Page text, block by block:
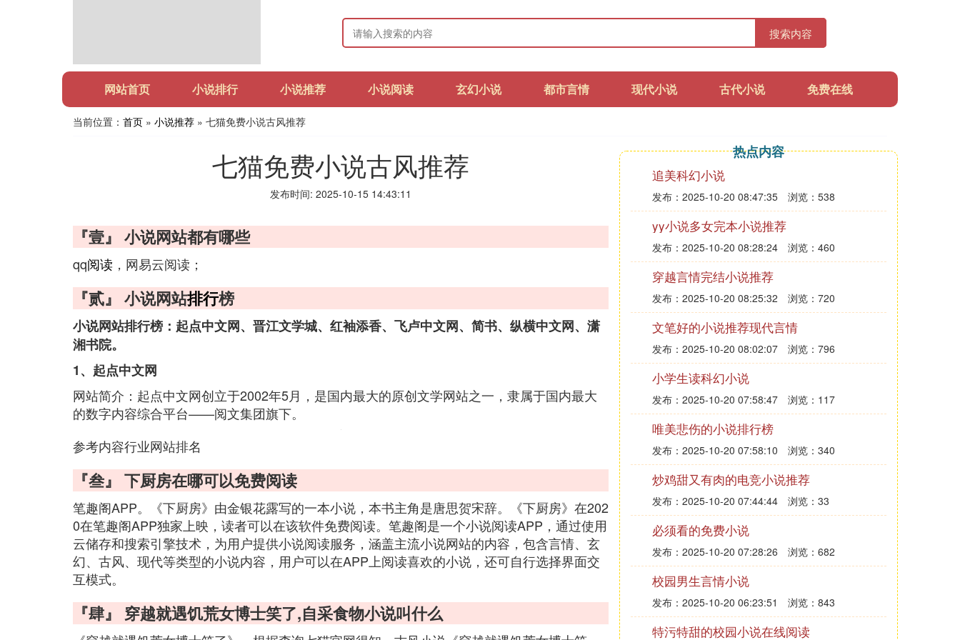
搜索内容
网站首页 小说排行 小说推荐 小说阅读 玄幻小说 都市言情 现代小说 古代小说 免费在线
当前位置： 首页 » 小说推荐 » 七猫免费小说古风推荐
七猫免费小说古风推荐
发布时间: 2025-10-15 14:43:11
『壹』 小说网站都有哪些
qq阅读 ，网易云阅读；
『贰』 小说网站排行榜
小说网站排行榜：起点中文网、晋江文学城、红袖添香、飞卢中文网、简书、纵横中文网、潇
湘书院。
1、起点中文网
网站简介：起点中文网创立于2002年5月，是国内最大的原创文学网站之一，隶属于国内最大
的数字内容综合平台——阅文集团旗下。
参考内容行业网站排名
『叁』 下厨房在哪可以免费阅读
笔趣阁APP。《下厨房》由金银花露写的一本小说，本书主角是唐思贺宋辞。《下厨房》在202
0在笔趣阁APP独家上映，读者可以在该软件免费阅读。笔趣阁是一个小说阅读APP，通过使用
云储存和搜索引擎技术，为用户提供小说阅读服务，涵盖主流小说网站的内容，包含言情、玄
幻、古风、现代等类型的小说内容，用户可以在APP上阅读喜欢的小说，还可自行选择界面交
互模式。
『肆』 穿越就遇饥荒女博士笑了,自采食物小说叫什么
热点内容
追美科幻小说
发布：2025-10-20 08:47:35 浏览：538
yy小说多女完本小说推荐
发布：2025-10-20 08:28:24 浏览：460
穿越言情完结小说推荐
发布：2025-10-20 08:25:32 浏览：720
文笔好的小说推荐现代言情
发布：2025-10-20 08:02:07 浏览：796
小学生读科幻小说
发布：2025-10-20 07:58:47 浏览：117
唯美悲伤的小说排行榜
发布：2025-10-20 07:58:10 浏览：340
炒鸡甜又有肉的电竞小说推荐
发布：2025-10-20 07:44:44 浏览：33
必须看的免费小说
发布：2025-10-20 07:28:26 浏览：682
校园男生言情小说
发布：2025-10-20 06:23:51 浏览：843
特污特甜的校园小说在线阅读